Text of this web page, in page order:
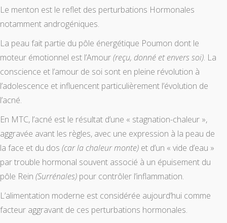
Le menton est le reflet des perturbations Hormonales
notamment androgéniques.
La peau fait partie du pôle énergétique Poumon dont le
moteur émotionnel est l’Amour(reçu, donné et envers soi). La
conscience et l’amour de soi sont en pleine révolution à
l’adolescence et influencent particulièrement l’évolution de
l’acné.
En MTC, l’acné est le résultat d’une « stagnation-chaleur »,
aggravée avant les règles, avec une expression à la peau de
la face et du dos (car la chaleur monte) et d’un « vide d’eau »
par trouble hormonal souvent associé à un épuisement du
pôle Rein (Surrénales) pour contrôler l’inflammation.
L’alimentation moderne est considérée aujourd’hui comme
facteur aggravant de ces perturbations hormonales.